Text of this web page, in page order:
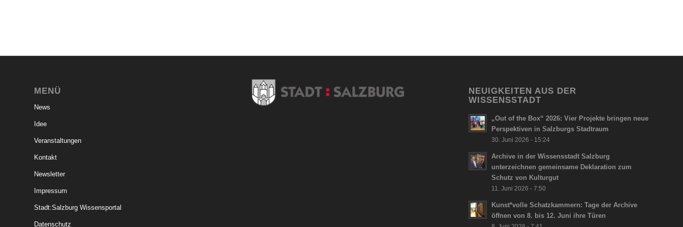
MENÜ
News
Idee
Veranstaltungen
Kontakt
Newsletter
Impressum
Stadt:Salzburg Wissensportal
Datenschutz
NEUIGKEITEN AUS DER
WISSENSSTADT
„Out of the Box“ 2026: Vier Projekte bringen neue
Perspektiven in Salzburgs Stadtraum
30. Juni 2026 - 15:24
Archive in der Wissensstadt Salzburg
unterzeichnen gemeinsame Deklaration zum
Schutz von Kulturgut
11. Juni 2026 - 7:50
Kunst*volle Schatzkammern: Tage der Archive
öffnen von 8. bis 12. Juni ihre Türen